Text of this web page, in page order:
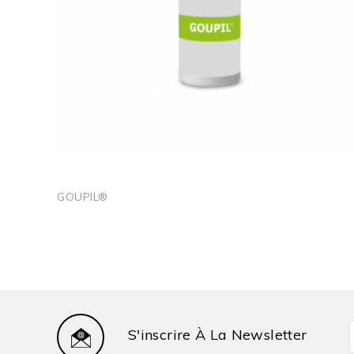
GOUPIL®
S'inscrire À La Newsletter